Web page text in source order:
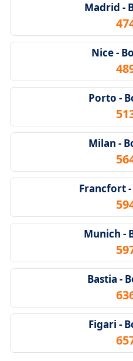
Madrid -
Nice -
Porto -
Milan -
Francfort
Munich -
Bastia -
Figari -